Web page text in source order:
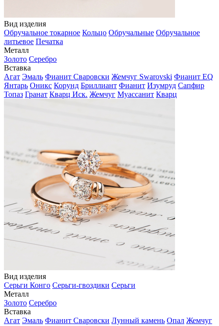
Вид изделия
Обручальное токарное Кольцо Обручальные Обручальное
литьевое Печатка
Металл
Золото Серебро
Вставка
Агат Эмаль Фианит Сваровски Жемчуг Swarovski Фианит EQ
Янтарь Оникс Корунд Бриллиант Фианит Изумруд Сапфир
Топаз Гранат Кварц Иск. Жемчуг Муассанит Кварц
Вид изделия
Серьги Конго Серьги-гвоздики Серьги
Металл
Золото Серебро
Вставка
Агат Эмаль Фианит Сваровски Лунный камень Опал Жемчуг